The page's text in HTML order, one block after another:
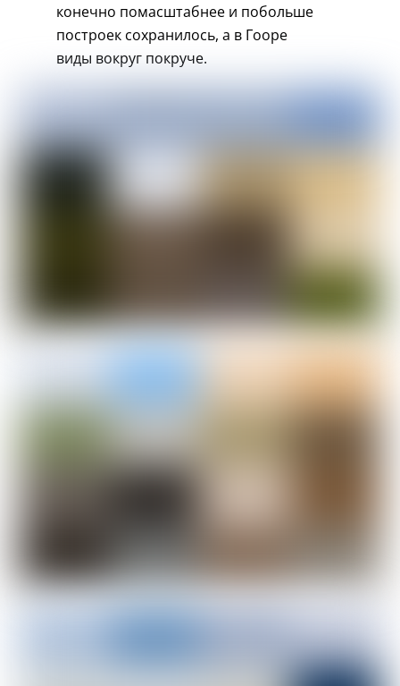
конечно помасштабнее и побольше
построек сохранилось, а в Гооре
виды вокруг покруче.